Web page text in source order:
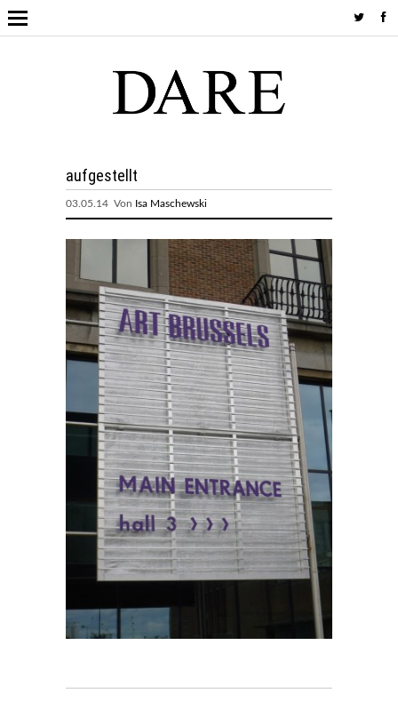
aufgestellt
03.05.14 Von Isa Maschewski